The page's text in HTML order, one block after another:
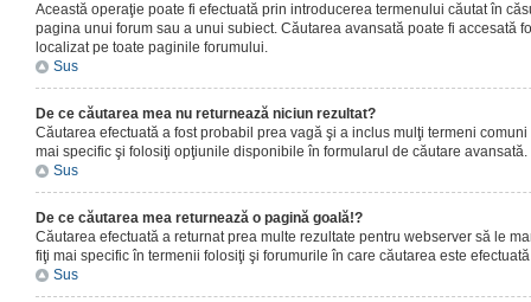
Această operaţie poate fi efectuată prin introducerea termenului căutat în
pagina unui forum sau a unui subiect. Căutarea avansată poate fi accesată
localizat pe toate paginile forumului.
Sus
De ce căutarea mea nu returnează niciun rezultat?
Căutarea efectuată a fost probabil prea vagă şi a inclus mulţi termeni
mai specific şi folosiţi opţiunile disponibile în formularul de căutare avansată.
Sus
De ce căutarea mea returnează o pagină goală!?
Căutarea efectuată a returnat prea multe rezultate pentru webserver să le
fiţi mai specific în termenii folosiţi şi forumurile în care căutarea este
Sus